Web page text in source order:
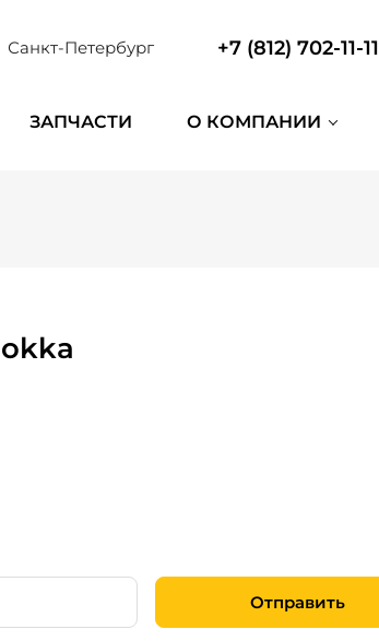
Санкт-Петербург +7 (812) 702-11-11
ЗАПЧАСТИ О КОМПАНИИ
Отправить